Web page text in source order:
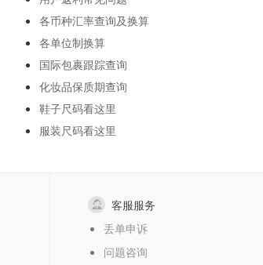
各币种汇率查询及换算
各单位制换算
国际包裹跟踪查询
化妆品保质期查询
鞋子尺码看这里
服装尺码看这里
客服服务
丢单申诉
问题咨询